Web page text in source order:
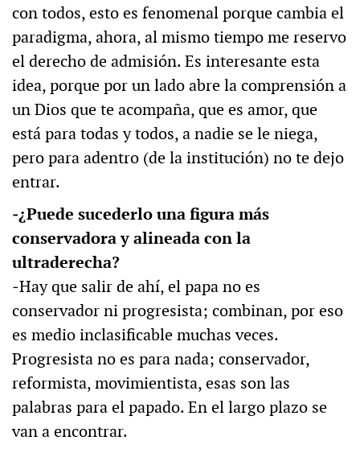
con todos, esto es fenomenal porque cambia el
paradigma, ahora, al mismo tiempo me reservo
el derecho de admisión. Es interesante esta
idea, porque por un lado abre la comprensión a
un Dios que te acompaña, que es amor, que
está para todas y todos, a nadie se le niega,
pero para adentro (de la institución) no te dejo
entrar.
‒¿Puede sucederlo una figura más
conservadora y alineada con la
ultraderecha?
‒Hay que salir de ahí, el papa no es
conservador ni progresista; combinan, por eso
es medio inclasificable muchas veces.
Progresista no es para nada; conservador,
reformista, movimientista, esas son las
palabras para el papado. En el largo plazo se
van a encontrar.